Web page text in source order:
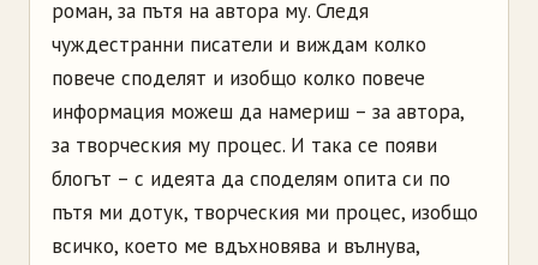
роман, за пътя на автора му. Следя
чуждестранни писатели и виждам колко
повече споделят и изобщо колко повече
информация можеш да намериш – за автора,
за творческия му процес. И така се появи
блогът – с идеята да споделям опита си по
пътя ми дотук, творческия ми процес, изобщо
всичко, което ме вдъхновява и вълнува,